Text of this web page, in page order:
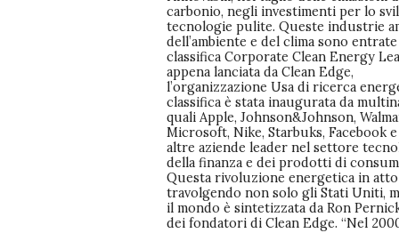
carbonio, negli investimenti per lo
tecnologie pulite. Queste industrie
dell’ambiente e del clima sono
classifica Corporate Clean Energy
appena lanciata da Clean Edge,
l’organizzazione Usa di ricerca
classifica è stata inaugurata da
quali Apple, Johnson&Johnson,
Microsoft, Nike, Starbuks, Facebook
altre aziende leader nel settore
della finanza e dei prodotti di
Questa rivoluzione energetica in
travolgendo non solo gli Stati Uniti,
il mondo è sintetizzata da Ron
dei fondatori di Clean Edge. “Nel
carbone in quasi tutto il mondo
Lo scorso anno negli Stati Uniti il
l’eolico da soli hanno totalizzato il
tutta la nuova capacità energetica
Per stilare la classifica, Clean Edge ha tenuto
conto di sei indicatori. Eccoli: Le
che ottengono, sul mercato Usa
quello globale, il 25% o più di elettricità
fonti rinnovabili; le organizzazioni
che hanno mobilitato almeno 25
dollari per lo sviluppo di
energetiche pulite; le industrie
un obiettivo dichiarato di ottenere
della loro elettricità da fonti
quelle aziende che sono nella “top
sviluppo di energia da fonti
il programma BRC (Business
Center), fondato dal Rocky
Institute ( l’ Istituto Usa per l’
risorse) o i principi per l’ acquisto di energia
del World Resources Institute; la
un manager della sostenibilità. Le
entrare nelle classifica devono
applicare due di questi sei
devono anche essere quotata in borsa
NASDAQ, AMEX) o avere una
di mercato di almeno 1 miliardo di